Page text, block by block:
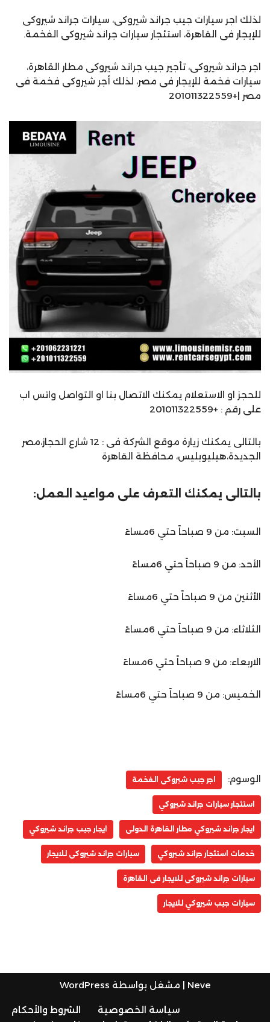
لذلك اجر سيارات جيب جراند شيروكى، سيارات جراند شيروكى
للإيجار فى القاهرة، استئجار سيارات جراند شيروكى الفخمة.
اجر جراند شيروكى، تأجير جيب جراند شيروكى مطار القاهرة،
سيارات فخمة للإيجار فى مصر، لذلك أجر شيروكى فخمة فى
مصر |+201011322559
للحجز او الاستعلام يمكنك الاتصال بنا او التواصل واتس اب
على رقم : +201011322559
بالتالى يمكنك زيارة موقع الشركة فى : 12 شارع الحجاز،مصر
الجديدة،هيليوبليس، محافظة القاهرة‬
بالتالى يمكنك التعرف على مواعيد العمل:
السبت: من 9 صباحاً حتي 6مساءً
الأحد: من 9 صباحاً حتي 6مساءً
الأثنين من 9 صباحاً حتي 6مساءً
الثلاثاء: من 9 صباحاً حتي 6مساءً
الاربعاء: من 9 صباحاً حتي 6مساءً
الخميس: من 9 صباحاً حتي 6مساءً
الوسوم: اجر جيب شيروكى الفخمة
استئجار سيارات جراند شيروكي
ايجار جراند شيروكي مطار القاهرة الدولى ايجار جيب جراند شيروكي
خدمات استئجار جراند شيروكي سيارات جراند شيروكى للايجار
سيارات جراند شيروكى للايجار فى القاهرة
سيارات جيب شيروكي للايجار
Neve | مشغل بواسطة WordPress
سياسة الخصوصية
الشروط والأحكام